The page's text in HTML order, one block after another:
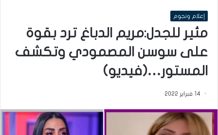
إعلام ونجوم
مثير للجدل:مريم الدباغ ترد بقوة
على سوسن المصمودي وتكشف
المستور…(فيديو)
14 فبراير 2022